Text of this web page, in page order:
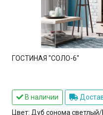
ГОСТИНАЯ "СОЛО-6"
В наличии
Цвет: Дуб сонома